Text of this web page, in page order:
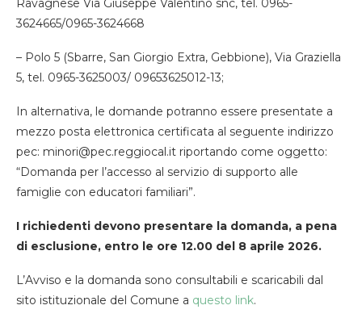
Ravagnese Via Giuseppe Valentino snc, tel. 0965-
3624665/0965-3624668
– Polo 5 (Sbarre, San Giorgio Extra, Gebbione), Via Graziella
5, tel. 0965-3625003/ 09653625012-13;
In alternativa, le domande potranno essere presentate a
mezzo posta elettronica certificata al seguente indirizzo
pec: minori@pec.reggiocal.it riportando come oggetto:
“Domanda per l’accesso al servizio di supporto alle
famiglie con educatori familiari”.
I richiedenti devono presentare la domanda, a pena
di esclusione, entro le ore 12.00 del 8 aprile 2026.
L’Avviso e la domanda sono consultabili e scaricabili dal
sito istituzionale del Comune a questo link.